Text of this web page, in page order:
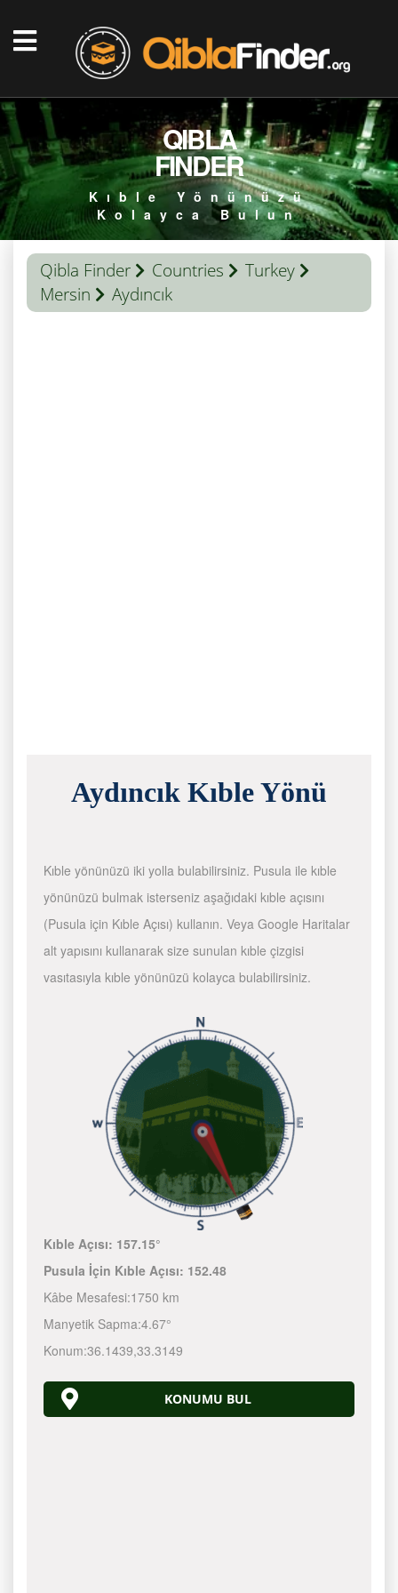
QIBLA
FINDER
Kıble Yönünüzü
Kolayca Bulun
Qibla Finder Countries
Turkey
Mersin
Aydıncık
Aydıncık Kıble Yönü
Kıble yönünüzü iki yolla bulabilirsiniz. Pusula ile kıble
yönünüzü bulmak isterseniz aşağıdaki kıble açısını
(Pusula için Kıble Açısı) kullanın. Veya Google Haritalar
alt yapısını kullanarak size sunulan kıble çizgisi
vasıtasıyla kıble yönünüzü kolayca bulabilirsiniz.
Kıble Açısı: 157.15°
Pusula İçin Kıble Açısı: 152.48
Kâbe Mesafesi:1750 km
Manyetik Sapma:4.67°
Konum:36.1439,33.3149
KONUMU BUL